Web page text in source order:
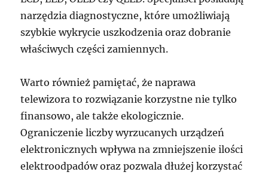
narzędzia diagnostyczne, które umożliwiają
szybkie wykrycie uszkodzenia oraz dobranie
właściwych części zamiennych.
Warto również pamiętać, że naprawa
telewizora to rozwiązanie korzystne nie tylko
finansowo, ale także ekologicznie.
Ograniczenie liczby wyrzucanych urządzeń
elektronicznych wpływa na zmniejszenie ilości
elektroodpadów oraz pozwala dłużej korzystać